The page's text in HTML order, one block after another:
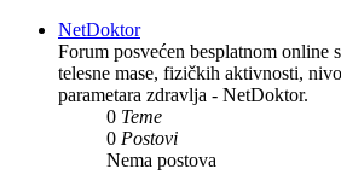
NetDoktor
Forum posvećen besplatnom online
telesne mase, fizičkih aktivnosti,
parametara zdravlja - NetDoktor.
0 Teme
0 Postovi
Nema postova